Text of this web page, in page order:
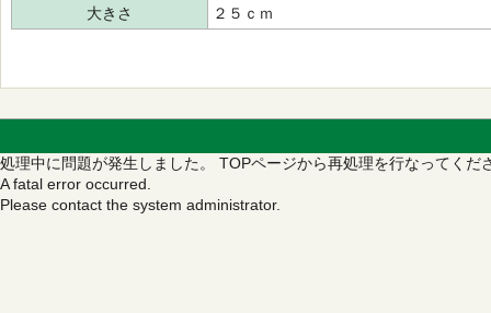
大きさ
２５ｃｍ
処理中に問題が発生しました。 TOPページから再処理を行なってくだ
A fatal error occurred.
Please contact the system administrator.